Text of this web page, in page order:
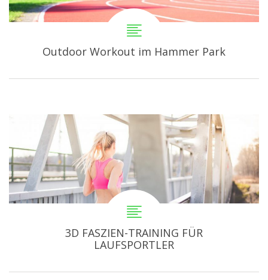
Outdoor Workout im Hammer Park
3D FASZIEN-TRAINING FÜR
LAUFSPORTLER